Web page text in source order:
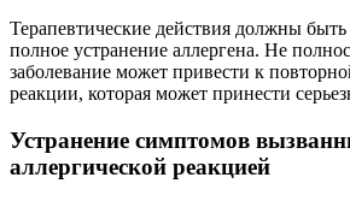
Терапевтические действия должны
полное устранение аллергена. Не
заболевание может привести к
реакции, которая может принести
Устранение симптомов
аллергической реакцией